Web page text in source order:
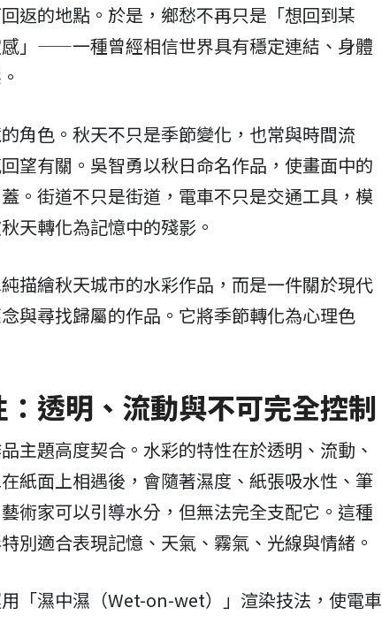
返的地點。於是，鄉愁不再只是「想回到某
」——一種曾經相信世界具有穩定連結、身體
角色。秋天不只是季節變化，也常與時間流
望有關。吳智勇以秋日命名作品，使畫面中的
。街道不只是街道，電車不只是交通工具，模
天轉化為記憶中的殘影。
描繪秋天城市的水彩作品，而是一件關於現代
與尋找歸屬的作品。它將季節轉化為心理色
透明、流動與不可完全控制
主題高度契合。水彩的特性在於透明、流動、
紙面上相遇後，會隨著濕度、紙張吸水性、筆
術家可以引導水分，但無法完全支配它。這種
別適合表現記憶、天氣、霧氣、光線與情緒。
「濕中濕（Wet-on-wet）」渲染技法，使電車